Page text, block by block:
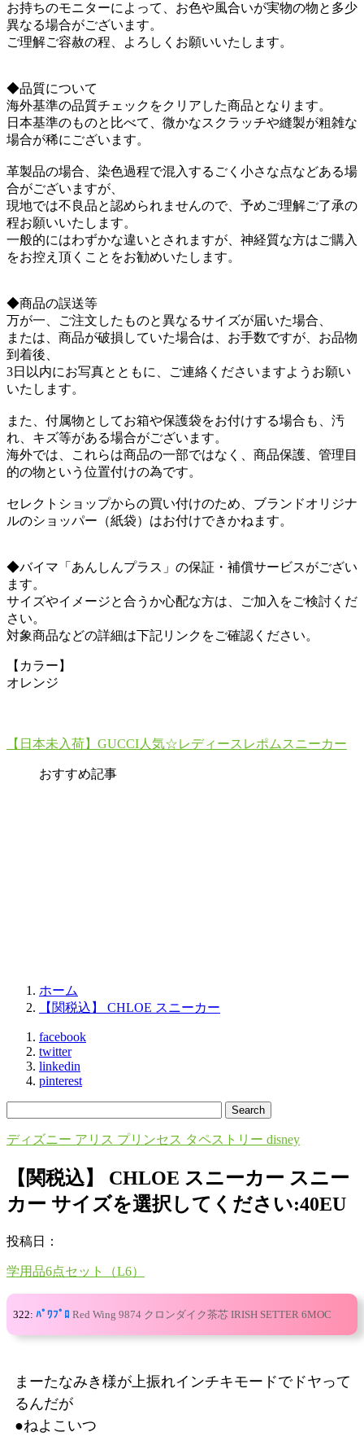
お持ちのモニターによって、お色や風合いが実物の物と多少
異なる場合がございます。
ご理解ご容赦の程、よろしくお願いいたします。
◆品質について
海外基準の品質チェックをクリアした商品となります。
日本基準のものと比べて、微かなスクラッチや縫製が粗雑な
場合が稀にございます。
革製品の場合、染色過程で混入するごく小さな点などある場
合がございますが、
現地では不良品と認められませんので、予めご理解ご了承の
程お願いいたします。
一般的にはわずかな違いとされますが、神経質な方はご購入
をお控え頂くことをお勧めいたします。
◆商品の誤送等
万が一、ご注文したものと異なるサイズが届いた場合、
または、商品が破損していた場合は、お手数ですが、お品物
到着後、
3日以内にお写真とともに、ご連絡くださいますようお願い
いたします。
また、付属物としてお箱や保護袋をお付けする場合も、汚
れ、キズ等がある場合がございます。
海外では、これらは商品の一部ではなく、商品保護、管理目
的の物という位置付けの為です。
セレクトショップからの買い付けのため、ブランドオリジナ
ルのショッパー（紙袋）はお付けできかねます。
◆バイマ「あんしんプラス」の保証・補償サービスがござい
ます。
サイズやイメージと合うか心配な方は、ご加入をご検討くだ
さい。
対象商品などの詳細は下記リンクをご確認ください。
【カラー】
オレンジ
【日本未入荷】GUCCI人気☆レディースレポムスニーカー
おすすめ記事
ホーム
【関税込】 CHLOE スニーカー
facebook
twitter
linkedin
pinterest
ディズニー アリス プリンセス タペストリー disney
【関税込】 CHLOE スニーカー スニー
カー サイズを選択してください:40EU
投稿日：
学用品6点セット（L6）
322: ﾊﾟﾜﾌﾟﾛ Red Wing 9874 クロンダイク茶芯 IRISH SETTER 6MOC
まーたなみき様が上振れインチキモードでドヤって
るんだが
●ねよこいつ